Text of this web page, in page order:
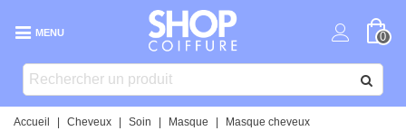
MENU 0
Accueil Cheveux Soin Masque
Masque cheveux